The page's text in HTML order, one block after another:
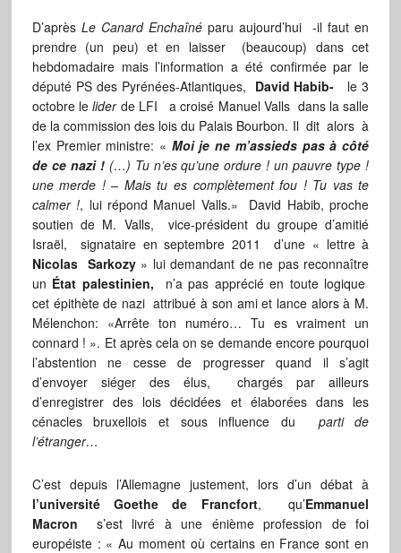
D’après Le Canard Enchaîné paru aujourd’hui -il faut en
prendre (un peu) et en laisser (beaucoup) dans cet
hebdomadaire mais l’information a été confirmée par le
député PS des Pyrénées-Atlantiques, David Habib- le 3
octobre le liderde LFI a croisé Manuel Valls dans la salle
de la commission des lois du Palais Bourbon. Il dit alors à
l’ex Premier ministre: « Moi je ne m’assieds pas à côté
de ce nazi !(…) Tu n’es qu’une ordure ! un pauvre type !
une merde ! – Mais tu es complètement fou ! Tu vas te
calmer !, lui répond Manuel Valls.» David Habib, proche
soutien de M. Valls, vice-président du groupe d’amitié
Israël, signataire en septembre 2011 d’une « lettre à
Nicolas Sarkozy» lui demandant de ne pas reconnaître
un État palestinien,
n’a pas apprécié en toute logique
cet épithète de nazi attribué à son ami et lance alors à M.
Mélenchon: «Arrête ton numéro… Tu es vraiment un
connard ! ». Et après cela on se demande encore pourquoi
l’abstention ne cesse de progresser quand il s’agit
d’envoyer siéger des élus, chargés par ailleurs
d’enregistrer des lois décidées et élaborées dans les
cénacles bruxellois et sous influence du parti de
l’étranger…
C’est depuis l’Allemagne justement, lors d’un débat à
l’université Goethe de Francfort, qu’Emmanuel
Macron s’est livré à une énième profession de foi
européiste : « Au moment où certains en France sont en